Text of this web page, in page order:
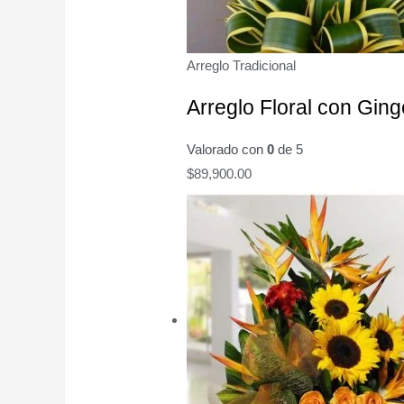
Arreglo Tradicional
Arreglo Floral con
Valorado con 0 de 5
$89,900.00